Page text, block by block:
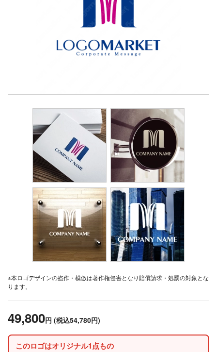
※本ロゴデザインの盗作・模倣は著作権侵害となり賠償請求・処罰の対象とな
ります。
49,800円 (税込54,780円)
このロゴはオリジナル1点もの